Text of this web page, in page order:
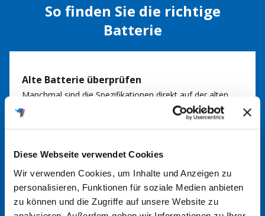
Diese Webseite verwendet Cookies
Wir verwenden Cookies, um Inhalte und Anzeigen zu
personalisieren, Funktionen für soziale Medien anbieten
zu können und die Zugriffe auf unsere Website zu
So finden Sie die richtige
Batterie
Alte Batterie überprüfen
Manchmal sind die Spezifikationen direkt auf der alten
Batterie aufgedruckt. Dort finden Sie möglicherweise
Batteriefinder nutzen
Nutzen Sie gerne unseren Batteriefinder. Durch Eingabe